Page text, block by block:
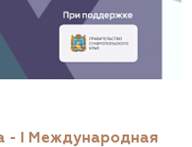
- I Международная